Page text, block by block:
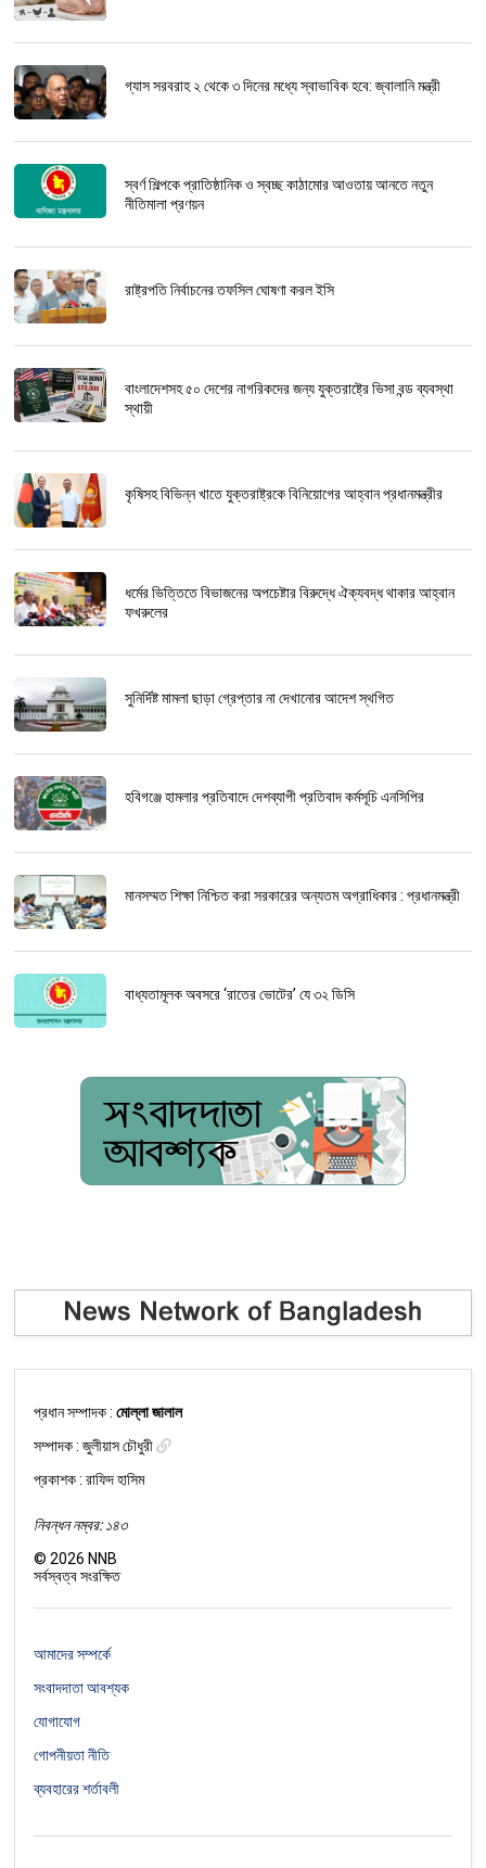
গ্যাস সরবরাহ ২ থেকে ৩ দিনের মধ্যে স্বাভাবিক হবে: জ্বালানি মন্ত্রী
স্বর্ণ শিল্পকে প্রাতিষ্ঠানিক ও স্বচ্ছ কাঠামোর আওতায় আনতে নতুন
নীতিমালা প্রণয়ন
রাষ্ট্রপতি নির্বাচনের তফসিল ঘোষণা করল ইসি
বাংলাদেশসহ ৫০ দেশের নাগরিকদের জন্য যুক্তরাষ্ট্রে ভিসা বন্ড ব্যবস্থা
স্থায়ী
কৃষিসহ বিভিন্ন খাতে যুক্তরাষ্ট্রকে বিনিয়োগের আহ্বান প্রধানমন্ত্রীর
ধর্মের ভিত্তিতে বিভাজনের অপচেষ্টার বিরুদ্ধে ঐক্যবদ্ধ থাকার আহ্বান
ফখরুলের
সুনির্দিষ্ট মামলা ছাড়া গ্রেপ্তার না দেখানোর আদেশ স্থগিত
হবিগঞ্জে হামলার প্রতিবাদে দেশব্যাপী প্রতিবাদ কর্মসূচি এনসিপির
মানসম্মত শিক্ষা নিশ্চিত করা সরকারের অন্যতম অগ্রাধিকার : প্রধানমন্ত্রী
বাধ্যতামূলক অবসরে ‘রাতের ভোটের’ যে ৩২ ডিসি
প্রধান সম্পাদক :মোল্লা জালাল
সম্পাদক :জুলীয়াস চৌধুরী
প্রকাশক : রাফিদ হাসিম
নিবন্ধন নম্বর: ১৪৩
©2026 NNB
সর্বস্বত্ব সংরক্ষিত
আমাদের সম্পর্কে
সংবাদদাতা আবশ্যক
যোগাযোগ
গোপনীয়তা নীতি
ব্যবহারের শর্তাবলী